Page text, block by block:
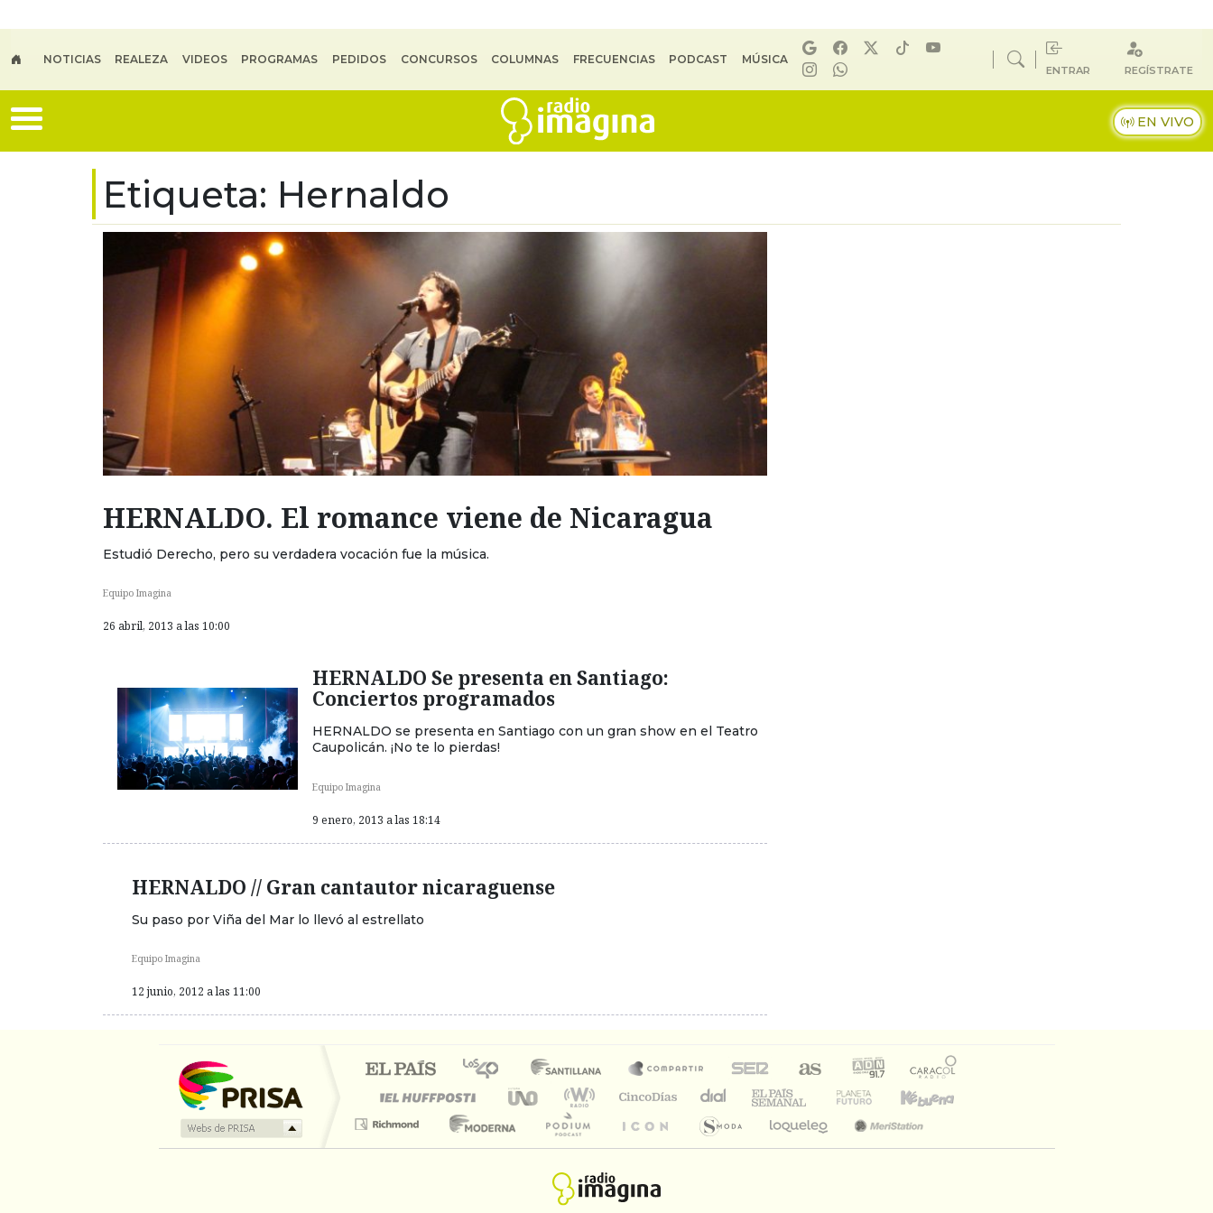
NOTICIAS REALEZA VIDEOS PROGRAMAS PEDIDOS CONCURSOS COLUMNAS FRECUENCIAS PODCAST MÚSICA
ENTRAR REGÍSTRATE
EN VIVO
Etiqueta: Hernaldo
HERNALDO. El romance viene de Nicaragua
Estudió Derecho, pero su verdadera vocación fue la música.
Equipo Imagina
26 abril, 2013 a las 10:00
HERNALDO Se presenta en Santiago:
Conciertos programados
HERNALDO se presenta en Santiago con un gran show en el Teatro
Caupolicán. ¡No te lo pierdas!
Equipo Imagina
9 enero, 2013 a las 18:14
HERNALDO // Gran cantautor nicaraguense
Su paso por Viña del Mar lo llevó al estrellato
Equipo Imagina
12 junio, 2012 a las 11:00